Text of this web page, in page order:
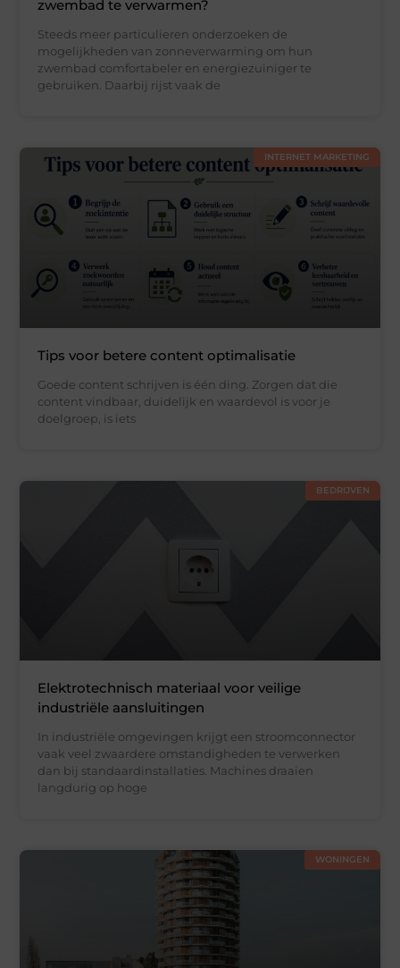
zwembad te verwarmen?
Steeds meer particulieren onderzoeken de
mogelijkheden van zonneverwarming om hun
zwembad comfortabeler en energiezuiniger te
gebruiken. Daarbij rijst vaak de
INTERNET MARKETING
Tips voor betere content optimalisatie
Goede content schrijven is één ding. Zorgen dat die
content vindbaar, duidelijk en waardevol is voor je
doelgroep, is iets
BEDRIJVEN
Elektrotechnisch materiaal voor veilige
industriële aansluitingen
In industriële omgevingen krijgt een stroomconnector
vaak veel zwaardere omstandigheden te verwerken
dan bij standaardinstallaties. Machines draaien
langdurig op hoge
WONINGEN